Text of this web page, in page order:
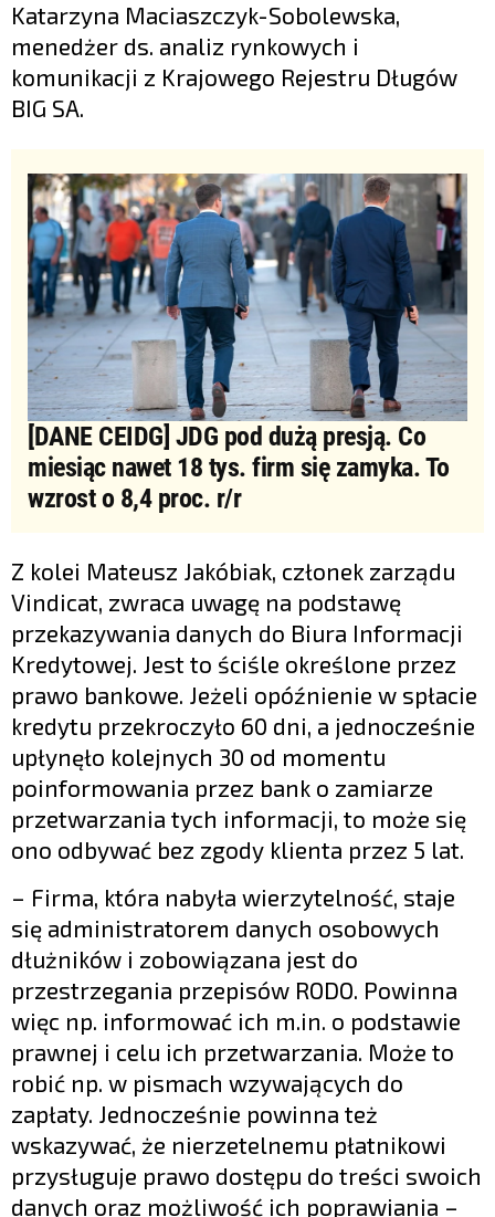
Katarzyna Maciaszczyk-Sobolewska,
menedżer ds. analiz rynkowych i
komunikacji z Krajowego Rejestru Długów
BIG SA.
[DANE CEIDG] JDG pod dużą presją. Co
miesiąc nawet 18 tys. firm się zamyka. To
wzrost o 8,4 proc. r/r
Z kolei Mateusz Jakóbiak, członek zarządu
Vindicat, zwraca uwagę na podstawę
przekazywania danych do Biura Informacji
Kredytowej. Jest to ściśle określone przez
prawo bankowe. Jeżeli opóźnienie w spłacie
kredytu przekroczyło 60 dni, a jednocześnie
upłynęło kolejnych 30 od momentu
poinformowania przez bank o zamiarze
przetwarzania tych informacji, to może się
ono odbywać bez zgody klienta przez 5 lat.
– Firma, która nabyła wierzytelność, staje
się administratorem danych osobowych
dłużników i zobowiązana jest do
przestrzegania przepisów RODO. Powinna
więc np. informować ich m.in. o podstawie
prawnej i celu ich przetwarzania. Może to
robić np. w pismach wzywających do
zapłaty. Jednocześnie powinna też
wskazywać, że nierzetelnemu płatnikowi
przysługuje prawo dostępu do treści swoich
danych oraz możliwość ich poprawiania –